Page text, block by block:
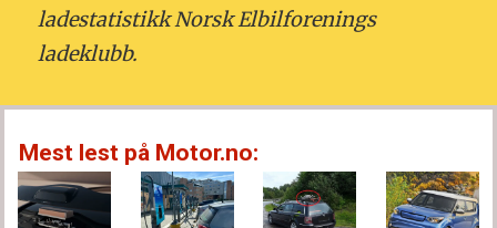
ladestatistikk Norsk Elbilforenings
ladeklubb.
Mest lest på Motor.no: